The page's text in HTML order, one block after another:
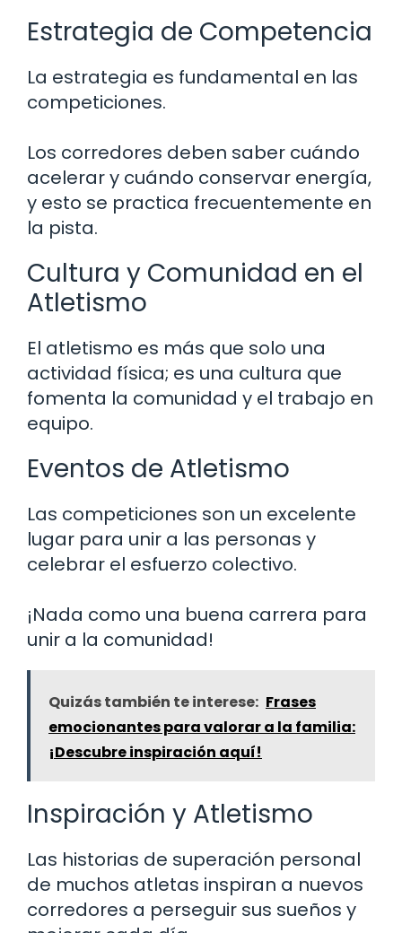
Estrategia de Competencia
La estrategia es fundamental en las
competiciones.
Los corredores deben saber cuándo
acelerar y cuándo conservar energía,
y esto se practica frecuentemente en
la pista.
Cultura y Comunidad en el
Atletismo
El atletismo es más que solo una
actividad física; es una cultura que
fomenta la comunidad y el trabajo en
equipo.
Eventos de Atletismo
Las competiciones son un excelente
lugar para unir a las personas y
celebrar el esfuerzo colectivo.
¡Nada como una buena carrera para
unir a la comunidad!
Quizás también te interese: Frases
emocionantes para valorar a la familia:
¡Descubre inspiración aquí!
Inspiración y Atletismo
Las historias de superación personal
de muchos atletas inspiran a nuevos
corredores a perseguir sus sueños y